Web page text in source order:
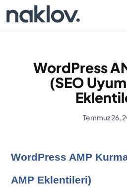
WordPress
(SEO
Temmuz 26,
WordPress AMP
AMP Eklentileri)